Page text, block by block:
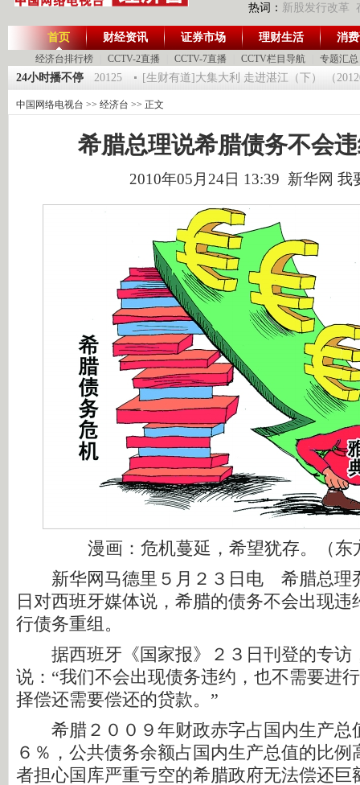
热词： 新股发行改革
首页
经济台排行榜 CCTV-2直播 CCTV-7直播 CCTV栏目导航 专题汇总
财经资讯 证券市场 理财生活 消
24小时播不停
第一时间》 20120125 [生财有道]大集大利 走进湛江（下） （
中国网络电视台 >> 经济台 >> 正文
希腊总理说希腊债务不会
2010年05月24日 13:39 新华网 我
漫画：危机蔓延，希望犹存。（东
新华网马德里５月２３日电 希腊总理
日对西班牙媒体说，希腊的债务不会出现违
行债务重组。
据西班牙《国家报》２３日刊登的专访
说：“我们不会出现债务违约，也不需要进
择偿还需要偿还的贷款。”
希腊２００９年财政赤字占国内生产总
６％，公共债务余额占国内生产总值的比
者担心国库严重亏空的希腊政府无法偿还巨